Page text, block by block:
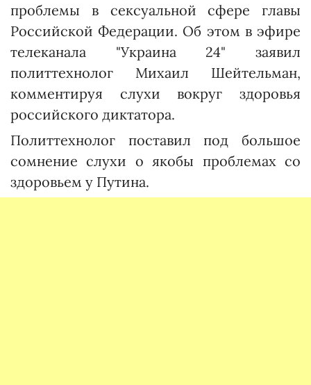
проблемы в сексуальной сфере главы
Российской Федерации. Об этом в эфире
телеканала "Украина 24" заявил
политтехнолог Михаил Шейтельман,
комментируя слухи вокруг здоровья
российского диктатора.
Политтехнолог поставил под большое
сомнение слухи о якобы проблемах со
здоровьем у Путина.